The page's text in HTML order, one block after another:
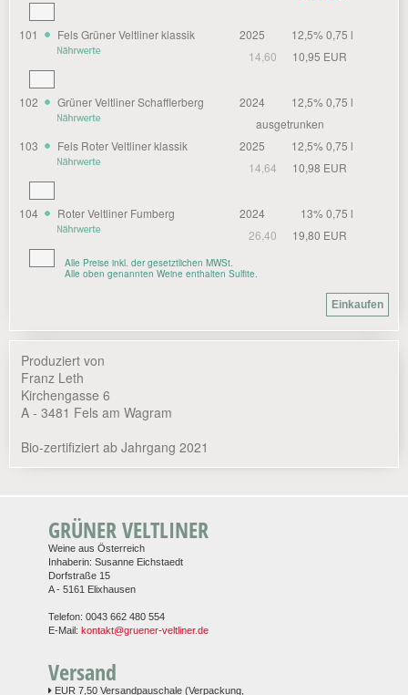
101 Fels Grüner Veltliner klassik 2025
12,5% 0,75 l
14,60
10,95 EUR
102 Grüner Veltliner Schafflerberg 2024
12,5% 0,75 l
ausgetrunken
103
Fels Roter Veltliner klassik 2025
12,5% 0,75 l
14,64
10,98 EUR
104 Roter Veltliner Fumberg 2024
13% 0,75 l
26,40
19,80 EUR
Alle Preise inkl. der gesetztlichen MWSt.
Alle oben genannten Weine enthalten Sulfite.
Produziert von
Franz Leth
Kirchengasse 6
A - 3481 Fels am Wagram
Bio-zertifiziert ab Jahrgang 2021
GRÜNER VELTLINER
Weine aus Österreich
Inhaberin: Susanne Eichstaedt
Dorfstraße 15
A - 5161 Elixhausen
Telefon: 0043 662 480 554
E-Mail: kontakt@gruener-veltliner.de
Versand
EUR 7,50 Versandpauschale (Verpackung,